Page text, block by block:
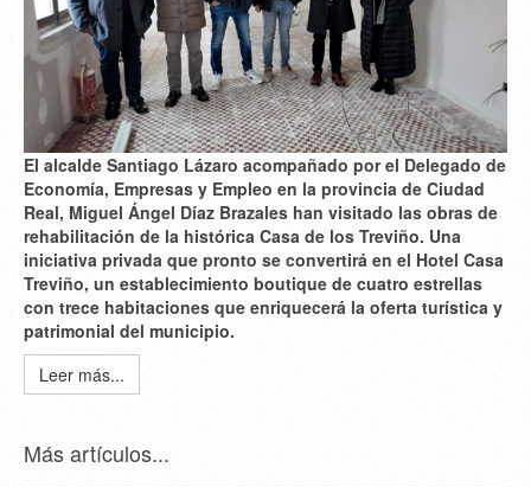
El alcalde Santiago Lázaro acompañado por el Delegado de
Economía, Empresas y Empleo en la provincia de Ciudad
Real, Miguel Ángel Díaz Brazales han visitado las obras de
rehabilitación de la histórica Casa de los Treviño. Una
iniciativa privada que pronto se convertirá en el Hotel Casa
Treviño, un establecimiento boutique de cuatro estrellas
con trece habitaciones que enriquecerá la oferta turística y
patrimonial del municipio.
Leer más...
Más artículos...